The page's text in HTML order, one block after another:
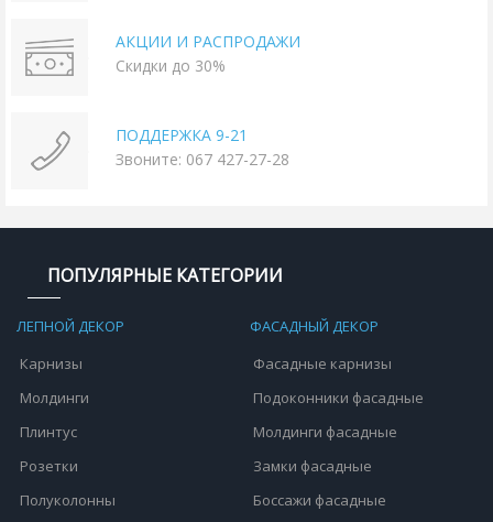
АКЦИИ И РАСПРОДАЖИ
Скидки до 30%
ПОДДЕРЖКА 9-21
Звоните: 067 427-27-28
ПОПУЛЯРНЫЕ КАТЕГОРИИ
ЛЕПНОЙ ДЕКОР
Карнизы
Молдинги
Плинтус
Розетки
Полуколонны
ФАСАДНЫЙ ДЕКОР
Фасадные карнизы
Подоконники фасадные
Молдинги фасадные
Замки фасадные
Боссажи фасадные